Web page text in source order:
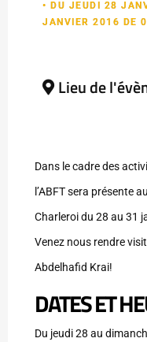
• DU JEUDI 28
JANVIER 2016 DE
Lieu de
Dans le cadre des
l’ABFT sera présente
Charleroi du 28 au 31
Venez nous rendre
Abdelhafid Krai!
DATES ET
Du jeudi 28 au